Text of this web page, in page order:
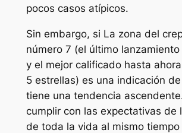
pocos casos atípicos.
Sin embargo, si La zona del
número 7 (el último
y el mejor calificado hasta
5 estrellas) es una indicación
tiene una tendencia
cumplir con las expectativas de
de toda la vida al mismo tiempo